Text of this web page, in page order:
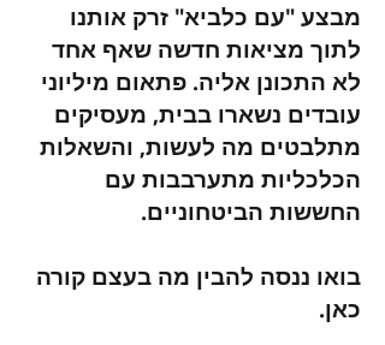
מבצע "עם כלביא" זרק אותנו
לתוך מציאות חדשה שאף אחד
לא התכונן אליה. פתאום מיליוני
עובדים נשארו בבית, מעסיקים
מתלבטים מה לעשות, והשאלות
הכלכליות מתערבבות עם
החששות הביטחוניים.
בואו ננסה להבין מה בעצם קורה
כאן.